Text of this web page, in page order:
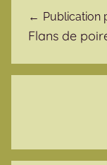
Publication
Flans de